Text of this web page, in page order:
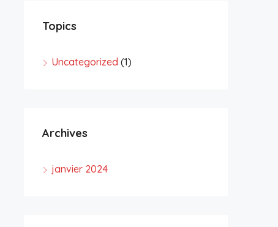
Topics
Uncategorized (1)
Archives
janvier 2024